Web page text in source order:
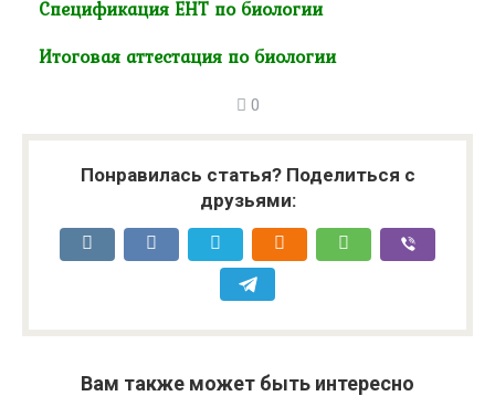
Спецификация ЕНТ по биологии
Итоговая аттестация по биологии
0
Понравилась статья? Поделиться с
друзьями:
Вам также может быть интересно